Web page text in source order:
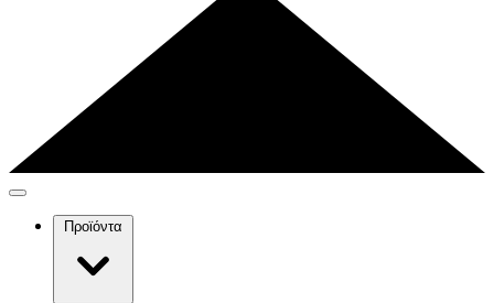
Προϊόντα